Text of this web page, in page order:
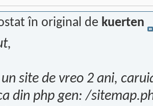
în original de kuerten
site de vreo 2 ani,
din php gen: /